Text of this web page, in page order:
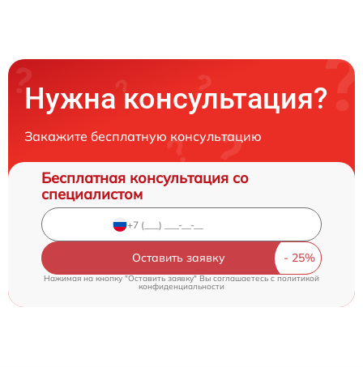
Нужна консультация?
Закажите бесплатную консультацию
Бесплатная консультация со
специалистом
Оставить заявку
Нажимая на кнопку "Оставить заявку" Вы соглашаетесь cполитикой
конфиденциальности